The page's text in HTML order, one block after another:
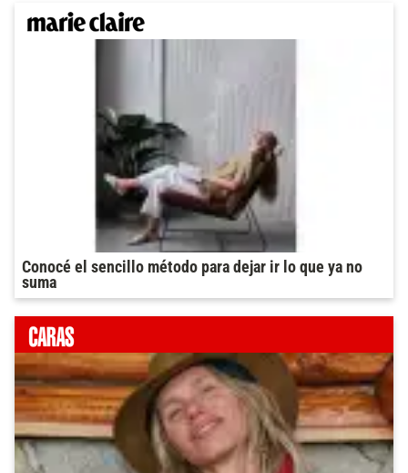
Conocé el sencillo método para dejar ir lo que ya no
suma